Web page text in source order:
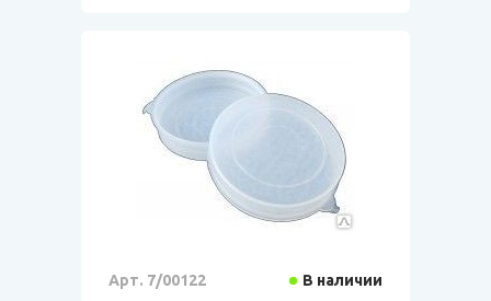
Арт. 7/00122 В наличии